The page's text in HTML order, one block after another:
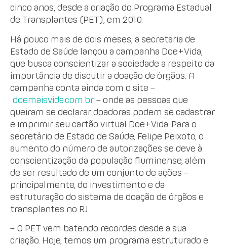
cinco anos, desde a criação do Programa Estadual
de Transplantes (PET), em 2010.
Há pouco mais de dois meses, a secretaria de
Estado de Saúde lançou a campanha Doe+Vida,
que busca conscientizar a sociedade a respeito da
importância de discutir a doação de órgãos. A
campanha conta ainda com o site –
doemaisvida.com.br – onde as pessoas que
queiram se declarar doadoras podem se cadastrar
e imprimir seu cartão virtual Doe+Vida. Para o
secretário de Estado de Saúde, Felipe Peixoto, o
aumento do número de autorizações se deve à
conscientização da população fluminense, além
de ser resultado de um conjunto de ações –
principalmente, do investimento e da
estruturação do sistema de doação de órgãos e
transplantes no RJ.
– O PET vem batendo recordes desde a sua
criação. Hoje, temos um programa estruturado e